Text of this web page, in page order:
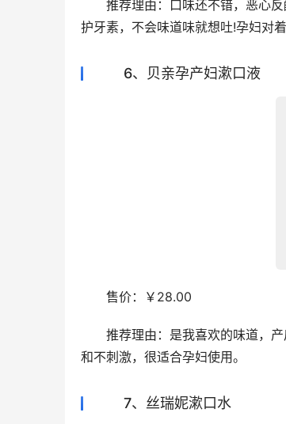
推荐理由：口味还不错，恶心反
护牙素，不会味道味就想吐!孕妇对
6、贝亲孕产妇漱口液
售价：￥28.00
推荐理由：是我喜欢的味道，产
和不刺激，很适合孕妇使用。
7、丝瑞妮漱口水